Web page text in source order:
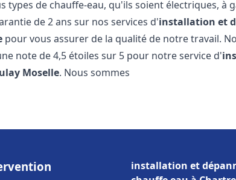
de chauffe-eau, qu'ils soient électriques, à
de 2 ans sur nos services d'installation et
pour vous assurer de la qualité de notre travail.
note de 4,5 étoiles sur 5 pour notre service d'
Moselle. Nous sommes
installation et